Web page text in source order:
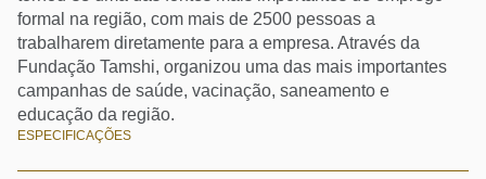
formal na região, com mais de 2500 pessoas a
trabalharem diretamente para a empresa. Através da
Fundação Tamshi, organizou uma das mais importantes
campanhas de saúde, vacinação, saneamento e
educação da região.
ESPECIFICAÇÕES